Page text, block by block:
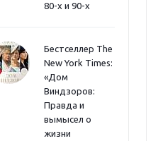
80-х и 90-х
Бестселлер The
New York Times:
«Дом
Виндзоров:
Правда и
вымысел о
жизни